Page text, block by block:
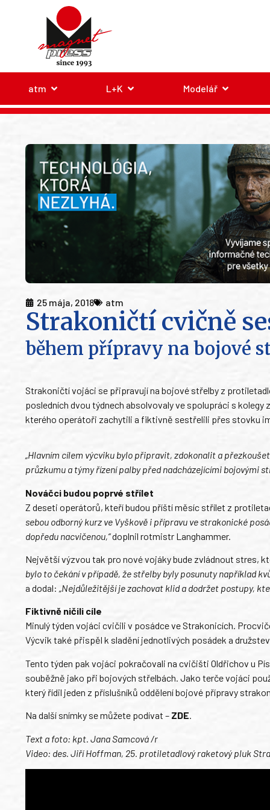
atm L+K Modelář
25 mája, 2018 atm
Strakoničtí cvičně
během přípravy na bojové
Strakoničtí vojáci se připravují na bojové střelby z
posledních dvou týdnech absolvovaly ve spolupráci s
kterého operátoři zachytili a fiktivně sestřelili přes stovku
„Hlavním cílem výcviku bylo připravit, zdokonalit a
průzkumu a týmy řízení palby před nadcházejícími bojovými
Nováčci budou poprvé střílet
Z deseti operátorů, kteří budou příští měsíc střílet z
sebou odborný kurz ve Vyškově i přípravu ve strakonické
dopředu nacvičenou,“doplnil rotmistr Langhammer.
Největší výzvou tak pro nové vojáky bude zvládnout stres,
bylo to čekání v případě, že střelby byly posunuty například
a dodal: „Nejdůležitější je zachovat klid a dodržet postupy,
Fiktivně ničili cíle
Minulý týden vojáci cvičili v posádce ve Strakonicích.
Výcvik také přispěl k sladění jednotlivých posádek a
Tento týden pak vojáci pokračovali na cvičišti Oldřichov u
souběžně jako při bojových střelbách. Jako terče vojáci
který řídil jeden z příslušníků oddělení bojové přípravy
Na další snímky se můžete podívat – ZDE.
Text a foto: kpt. Jana Samcová /r
Video: des. Jiří Hoffman, 25. protiletadlový raketový pluk